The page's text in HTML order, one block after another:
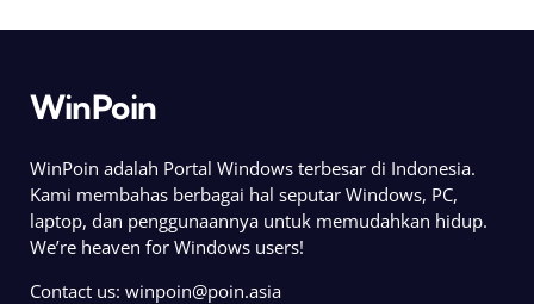
WinPoin
WinPoin adalah Portal Windows terbesar di Indonesia.
Kami membahas berbagai hal seputar Windows, PC,
laptop, dan penggunaannya untuk memudahkan hidup.
We’re heaven for Windows users!
Contact us: winpoin@poin.asia